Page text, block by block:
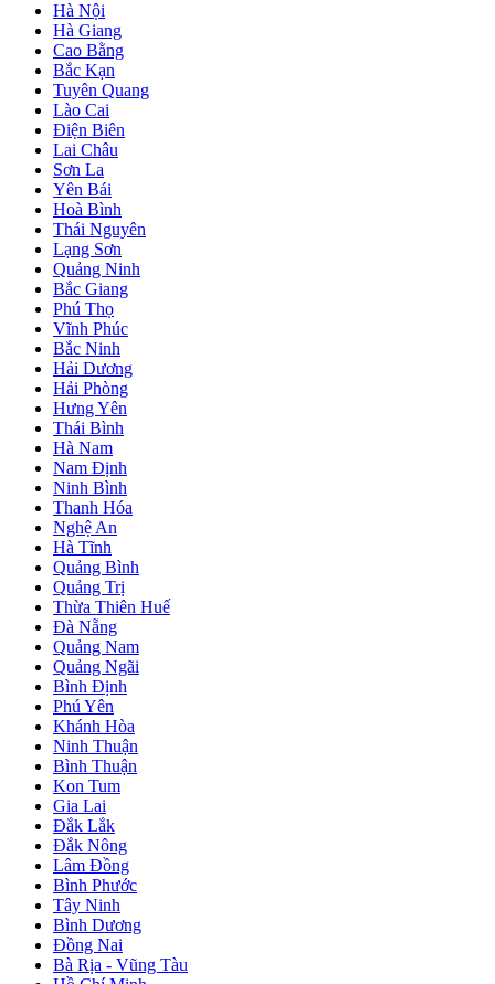
Hà Nội
Hà Giang
Cao Bằng
Bắc Kạn
Tuyên Quang
Lào Cai
Điện Biên
Lai Châu
Sơn La
Yên Bái
Hoà Bình
Thái Nguyên
Lạng Sơn
Quảng Ninh
Bắc Giang
Phú Thọ
Vĩnh Phúc
Bắc Ninh
Hải Dương
Hải Phòng
Hưng Yên
Thái Bình
Hà Nam
Nam Định
Ninh Bình
Thanh Hóa
Nghệ An
Hà Tĩnh
Quảng Bình
Quảng Trị
Thừa Thiên Huế
Đà Nẵng
Quảng Nam
Quảng Ngãi
Bình Định
Phú Yên
Khánh Hòa
Ninh Thuận
Bình Thuận
Kon Tum
Gia Lai
Đắk Lắk
Đắk Nông
Lâm Đồng
Bình Phước
Tây Ninh
Bình Dương
Đồng Nai
Bà Rịa - Vũng Tàu